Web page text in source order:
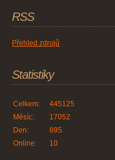
RSS
Přehled zdrojů
Statistiky
Online: 10
Celkem:
445125
Měsíc:
17052
Den:
895